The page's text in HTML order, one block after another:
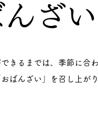
ざい
きるまでは、季節に合
ばんざい」を召し上が